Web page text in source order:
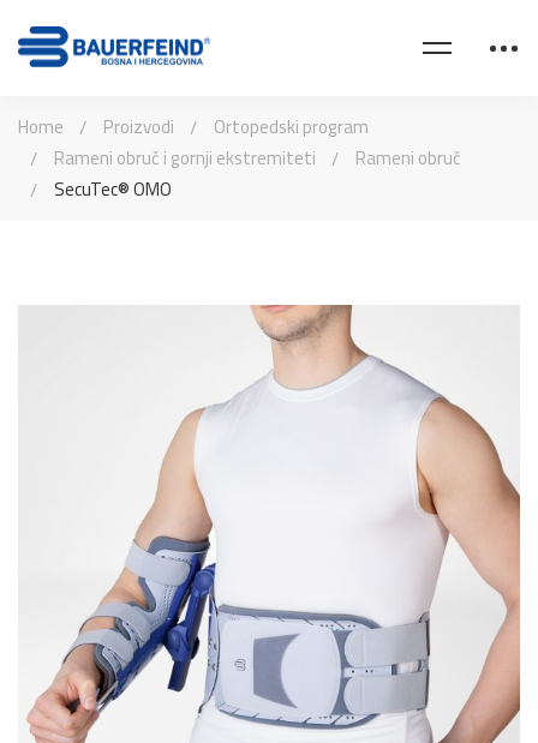
Home Proizvodi
Ortopedski program
Rameni obruč i gornji ekstremiteti
Rameni obruč
SecuTec® OMO